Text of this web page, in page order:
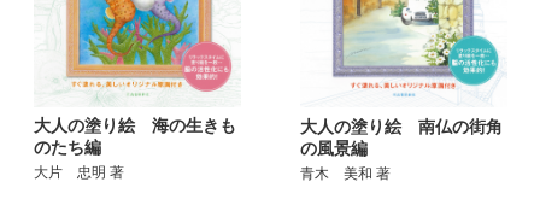
大人の塗り絵 海の生きも
のたち編
大片 忠明 著
大人の塗り絵 南仏の街角
の風景編
青木 美和 著